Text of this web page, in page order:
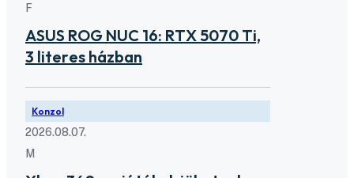
F
ASUS ROG NUC 16: RTX 5070 Ti,
3 literes házban
Konzol
2026.08.07.
M